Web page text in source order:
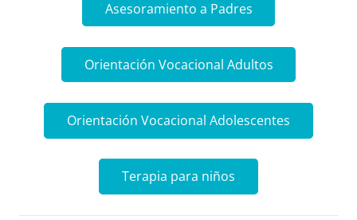
Asesoramiento a Padres
Orientación Vocacional Adultos
Orientación Vocacional Adolescentes
Terapia para niños